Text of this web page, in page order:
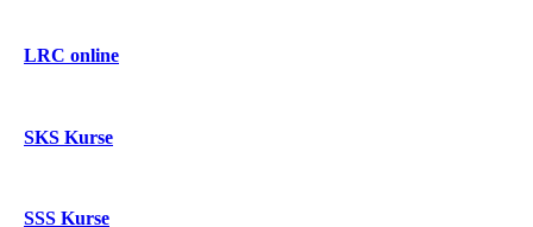
LRC online
SKS Kurse
SSS Kurse